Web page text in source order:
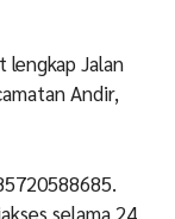
lengkap Jalan
Andir,
selama 24